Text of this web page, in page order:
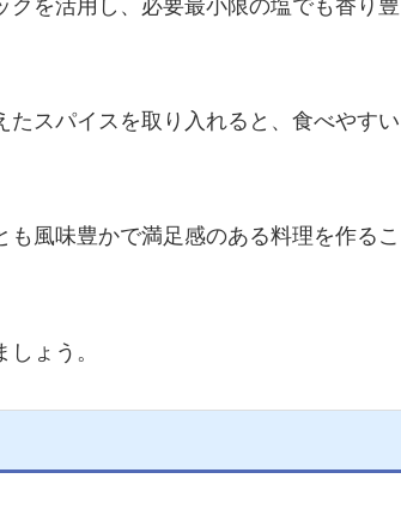
を活用し、必要最小限の塩でも香り豊
スパイスを取り入れると、食べやすい
風味豊かで満足感のある料理を作るこ
ょう。